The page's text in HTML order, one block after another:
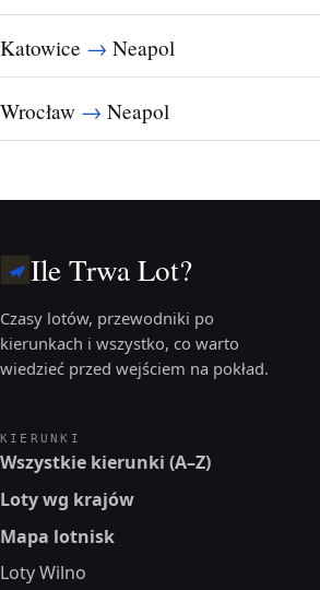
Katowice → Neapol
Wrocław → Neapol
Ile Trwa Lot?
Czasy lotów, przewodniki po
kierunkach i wszystko, co warto
wiedzieć przed wejściem na pokład.
KIERUNKI
Wszystkie kierunki (A–Z)
Loty wg krajów
Mapa lotnisk
Loty Wilno